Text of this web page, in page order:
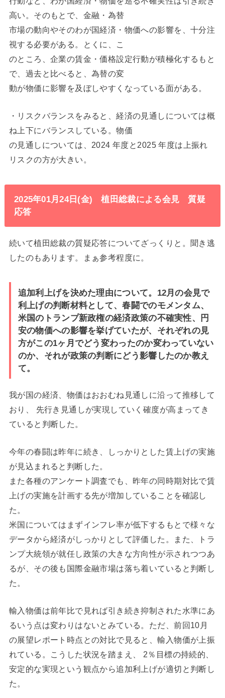
高い。そのもとで、金融・為替
市場の動向やそのわが国経済・物価への影響を、十分注
視する必要がある。とくに、こ
のところ、企業の賃金・価格設定行動が積極化するもと
で、過去と比べると、為替の変
動が物価に影響を及ぼしやすくなっている面がある。
・リスクバランスをみると、経済の見通しについては概
ね上下にバランスしている。物価
の見通しについては、2024 年度と2025 年度は上振れ
リスクの方が大きい。
2025年01月24日(金) 植田総裁による会見 質疑
応答
続いて植田総裁の質疑応答についてざっくりと。聞き逃
したのもあります。まぁ参考程度に。
追加利上げを決めた理由について。12月の会見で
利上げの判断材料として、春闘でのモメンタム、
米国のトランプ新政権の経済政策の不確実性、円
安の物価への影響を挙げていたが、それぞれの見
方がこの1ヶ月でどう変わったのか変わっていない
のか、それが政策の判断にどう影響したのか教え
て。
我が国の経済、物価はおおむね見通しに沿って推移して
おり、 先行き見通しが実現していく確度が高まってき
ていると判断した。
今年の春闘は昨年に続き、しっかりとした賃上げの実施
が見込まれると判断した。
また各種のアンケート調査でも、昨年の同時期対比で賃
上げの実施を計画する先が増加していることを確認し
た。
米国についてはまずインフレ率が低下するもとで様々な
データから経済がしっかりとして評価した。また、トラ
ンプ大統領が就任し政策の大きな方向性が示されつつあ
るが、その後も国際金融市場は落ち着いていると判断し
た。
輸入物価は前年比で見れば引き続き抑制された水準にあ
るいう点は変わりはないとみている。ただ、前回10月
の展望レポート時点との対比で見ると、輸入物価が上振
れている。こうした状況を踏まえ、 2％目標の持続的、
安定的な実現という観点から追加利上げが適切と判断し
た。